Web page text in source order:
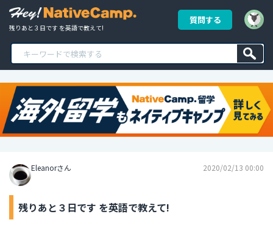
残りあと３日です を英語で教えて!
質問する
Eleanorさん 2020/02/13 00:00
残りあと３日です を英語で教えて!